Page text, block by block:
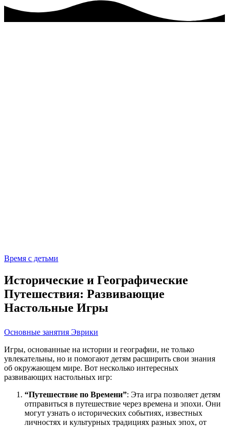
Время с детьми
Исторические и Географические
Путешествия: Развивающие
Настольные Игры
Основные занятия Эврики
Игры, основанные на истории и географии, не только
увлекательны, но и помогают детям расширить свои знания
об окружающем мире. Вот несколько интересных
развивающих настольных игр:
“Путешествие по Времени”: Эта игра позволяет детям
отправиться в путешествие через времена и эпохи. Они
могут узнать о исторических событиях, известных
личностях и культурных традициях разных эпох, от